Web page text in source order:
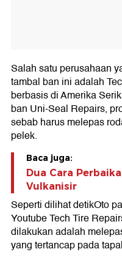
Salah satu perusahaan
tambal ban ini adalah
berbasis di Amerika
ban Uni-Seal Repairs,
sebab harus melepas
pelek.
Baca juga:
Dua Cara
Vulkanisir
Seperti dilihat detikOto
Youtube Tech Tire
dilakukan adalah
yang tertancap pada